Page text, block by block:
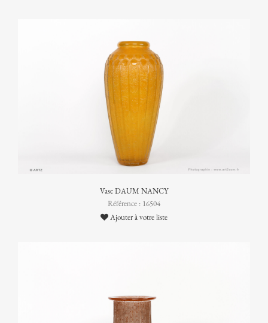
Vase DAUM NANCY
Référence : 16504
Ajouter à votre liste